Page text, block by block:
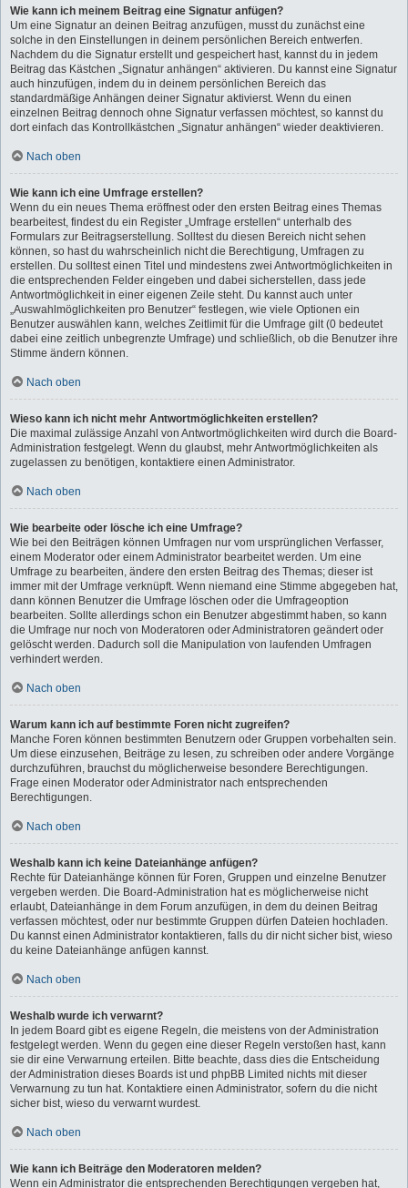
Wie kann ich meinem Beitrag eine Signatur anfügen?
Um eine Signatur an deinen Beitrag anzufügen, musst du zunächst eine
solche in den Einstellungen in deinem persönlichen Bereich entwerfen.
Nachdem du die Signatur erstellt und gespeichert hast, kannst du in jedem
Beitrag das Kästchen „Signatur anhängen“ aktivieren. Du kannst eine Signatur
auch hinzufügen, indem du in deinem persönlichen Bereich das
standardmäßige Anhängen deiner Signatur aktivierst. Wenn du einen
einzelnen Beitrag dennoch ohne Signatur verfassen möchtest, so kannst du
dort einfach das Kontrollkästchen „Signatur anhängen“ wieder deaktivieren.
Nach oben
Wie kann ich eine Umfrage erstellen?
Wenn du ein neues Thema eröffnest oder den ersten Beitrag eines Themas
bearbeitest, findest du ein Register „Umfrage erstellen“ unterhalb des
Formulars zur Beitragserstellung. Solltest du diesen Bereich nicht sehen
können, so hast du wahrscheinlich nicht die Berechtigung, Umfragen zu
erstellen. Du solltest einen Titel und mindestens zwei Antwortmöglichkeiten in
die entsprechenden Felder eingeben und dabei sicherstellen, dass jede
Antwortmöglichkeit in einer eigenen Zeile steht. Du kannst auch unter
„Auswahlmöglichkeiten pro Benutzer“ festlegen, wie viele Optionen ein
Benutzer auswählen kann, welches Zeitlimit für die Umfrage gilt (0 bedeutet
dabei eine zeitlich unbegrenzte Umfrage) und schließlich, ob die Benutzer ihre
Stimme ändern können.
Nach oben
Wieso kann ich nicht mehr Antwortmöglichkeiten erstellen?
Die maximal zulässige Anzahl von Antwortmöglichkeiten wird durch die Board-
Administration festgelegt. Wenn du glaubst, mehr Antwortmöglichkeiten als
zugelassen zu benötigen, kontaktiere einen Administrator.
Nach oben
Wie bearbeite oder lösche ich eine Umfrage?
Wie bei den Beiträgen können Umfragen nur vom ursprünglichen Verfasser,
einem Moderator oder einem Administrator bearbeitet werden. Um eine
Umfrage zu bearbeiten, ändere den ersten Beitrag des Themas; dieser ist
immer mit der Umfrage verknüpft. Wenn niemand eine Stimme abgegeben hat,
dann können Benutzer die Umfrage löschen oder die Umfrageoption
bearbeiten. Sollte allerdings schon ein Benutzer abgestimmt haben, so kann
die Umfrage nur noch von Moderatoren oder Administratoren geändert oder
gelöscht werden. Dadurch soll die Manipulation von laufenden Umfragen
verhindert werden.
Nach oben
Warum kann ich auf bestimmte Foren nicht zugreifen?
Manche Foren können bestimmten Benutzern oder Gruppen vorbehalten sein.
Um diese einzusehen, Beiträge zu lesen, zu schreiben oder andere Vorgänge
durchzuführen, brauchst du möglicherweise besondere Berechtigungen.
Frage einen Moderator oder Administrator nach entsprechenden
Berechtigungen.
Nach oben
Weshalb kann ich keine Dateianhänge anfügen?
Rechte für Dateianhänge können für Foren, Gruppen und einzelne Benutzer
vergeben werden. Die Board-Administration hat es möglicherweise nicht
erlaubt, Dateianhänge in dem Forum anzufügen, in dem du deinen Beitrag
verfassen möchtest, oder nur bestimmte Gruppen dürfen Dateien hochladen.
Du kannst einen Administrator kontaktieren, falls du dir nicht sicher bist, wieso
du keine Dateianhänge anfügen kannst.
Nach oben
Weshalb wurde ich verwarnt?
In jedem Board gibt es eigene Regeln, die meistens von der Administration
festgelegt werden. Wenn du gegen eine dieser Regeln verstoßen hast, kann
sie dir eine Verwarnung erteilen. Bitte beachte, dass dies die Entscheidung
der Administration dieses Boards ist und phpBB Limited nichts mit dieser
Verwarnung zu tun hat. Kontaktiere einen Administrator, sofern du die nicht
sicher bist, wieso du verwarnt wurdest.
Nach oben
Wie kann ich Beiträge den Moderatoren melden?
Wenn ein Administrator die entsprechenden Berechtigungen vergeben hat,